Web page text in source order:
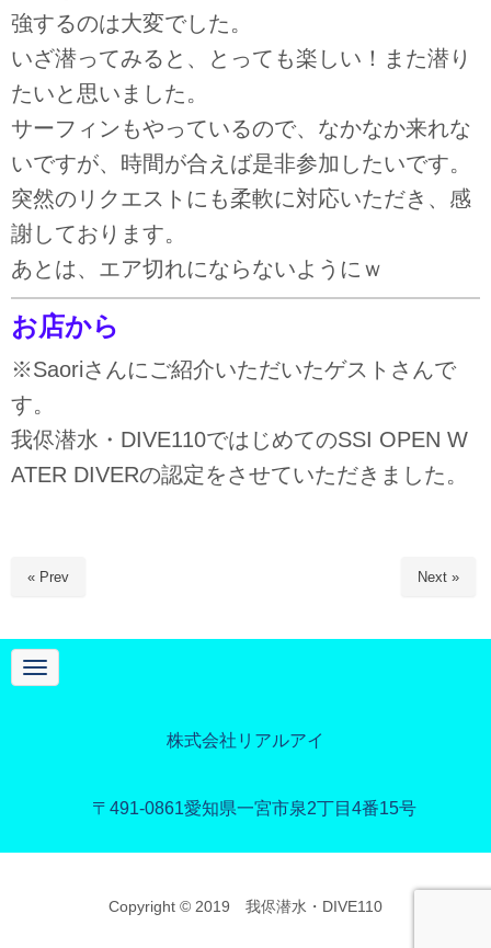
強するのは大変でした。
いざ潜ってみると、とっても楽しい！また潜り
たいと思いました。
サーフィンもやっているので、なかなか来れな
いですが、時間が合えば是非参加したいです。
突然のリクエストにも柔軟に対応いただき、感
謝しております。
あとは、エア切れにならないようにｗ
お店から
※Saoriさんにご紹介いただいたゲストさんで
す。
我侭潜水・DIVE110ではじめてのSSI OPEN W
ATER DIVERの認定をさせていただきました。
« Prev Next »
N
a
株式会社リアルアイ
〒491-0861愛知県一宮市泉2丁目4番15号
Copyright © 2019 我侭潜水・DIVE110